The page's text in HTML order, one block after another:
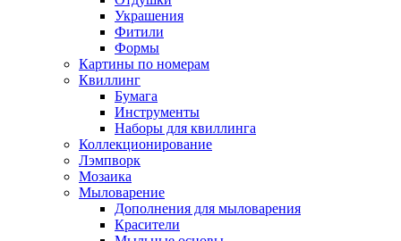
Украшения
Фитили
Формы
Картины по номерам
Квиллинг
Бумага
Инструменты
Наборы для квиллинга
Коллекционирование
Лэмпворк
Мозаика
Мыловарение
Дополнения для мыловарения
Красители